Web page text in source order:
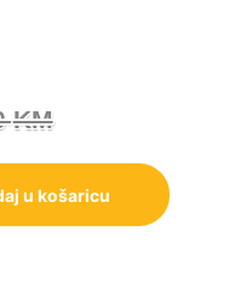
KM
cm WHI649EB količina
u košaricu